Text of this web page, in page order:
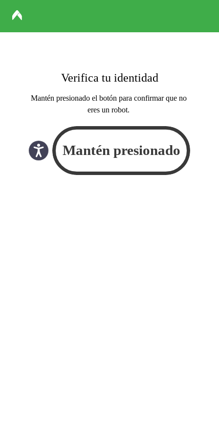
Verifica tu identidad
Mantén presionado el botón para confirmar que no
eres un robot.